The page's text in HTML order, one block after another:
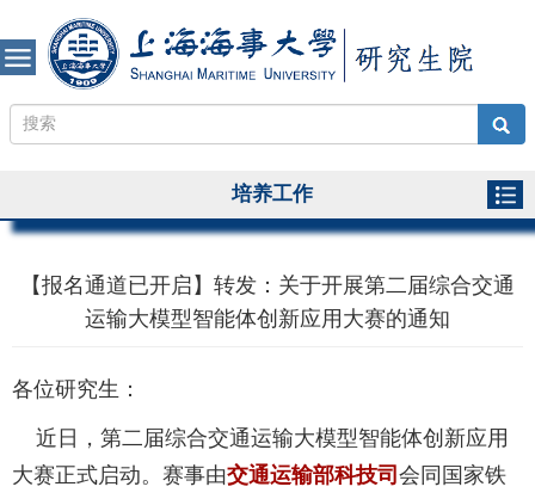
培养工作
【报名通道已开启】转发：关于开展第二届综合交通
运输大模型智能体创新应用大赛的通知
各位研究生：
近日，第二届综合交通运输大模型智能体创新应用
大赛正式启动。赛事由交通运输部科技司 会同国家铁